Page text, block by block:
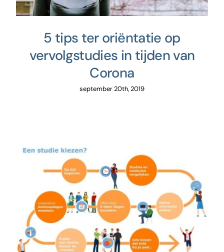
5 tips ter oriëntatie op
vervolgstudies in tijden van
Corona
september 20th, 2019